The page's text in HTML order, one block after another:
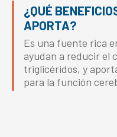
¿QUÉ
APORTA?
Es una fuente rica
ayudan a reducir el
triglicéridos, y
para la función